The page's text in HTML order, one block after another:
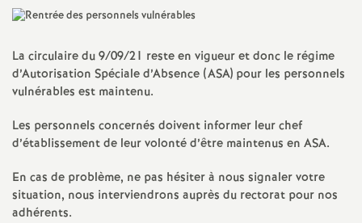
t
o
n
La circulaire du 9/09/21 reste en vigueur et donc le régime
d’Autorisation Spéciale d’Absence (ASA) pour les personnels
vulnérables est maintenu.
Les personnels concernés doivent informer leur chef
d’établissement de leur volonté d’être maintenus en ASA.
En cas de problème, ne pas hésiter à nous signaler votre
situation, nous interviendrons auprès du rectorat pour nos
adhérents.